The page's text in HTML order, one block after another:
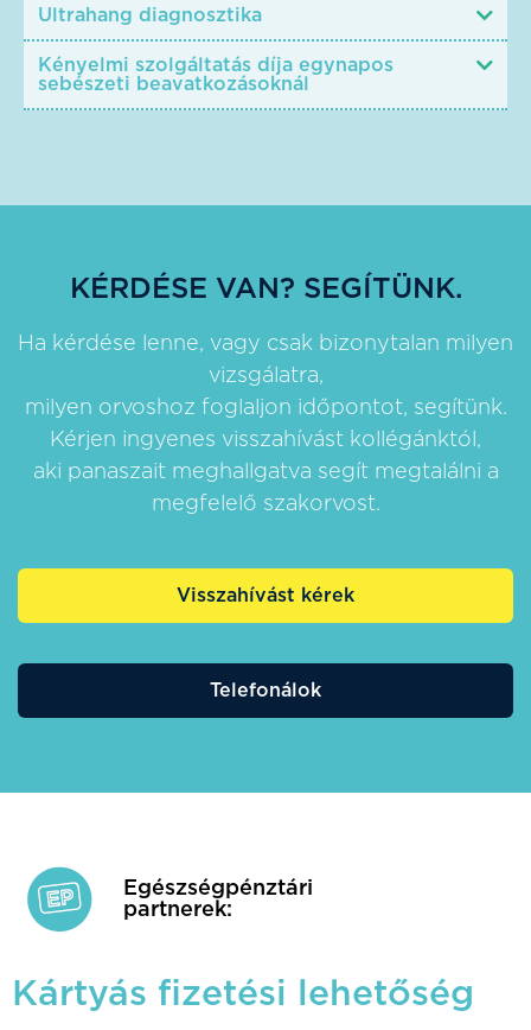
Ultrahang diagnosztika
Kényelmi szolgáltatás díja egynapos
sebészeti beavatkozásoknál
KÉRDÉSE VAN? SEGÍTÜNK.
Ha kérdése lenne, vagy csak bizonytalan milyen
vizsgálatra,
milyen orvoshoz foglaljon időpontot, segítünk.
Kérjen ingyenes visszahívást kollégánktól,
aki panaszait meghallgatva segít megtalálni a
megfelelő szakorvost.
Visszahívást kérek
Telefonálok
Egészségpénztári
partnerek:
Kártyás fizetési lehetőség